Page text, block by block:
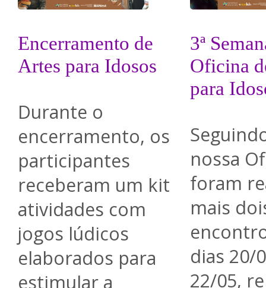
Encerramento de
Artes para Idosos
Durante o
encerramento, os
participantes
receberam um kit
atividades com
jogos lúdicos
elaborados para
estimular a
3ª
Oficina
para
nossa
foram
mais
dias 20/
22/05,